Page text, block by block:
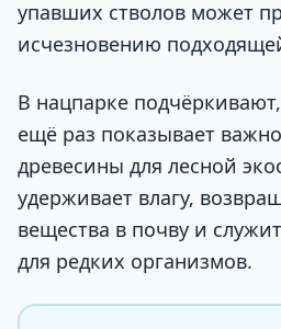
упавших стволов может
исчезновению
В нацпарке
ещё раз показывает
древесины для лесной
удерживает влагу,
вещества в почву и
для редких организмов.